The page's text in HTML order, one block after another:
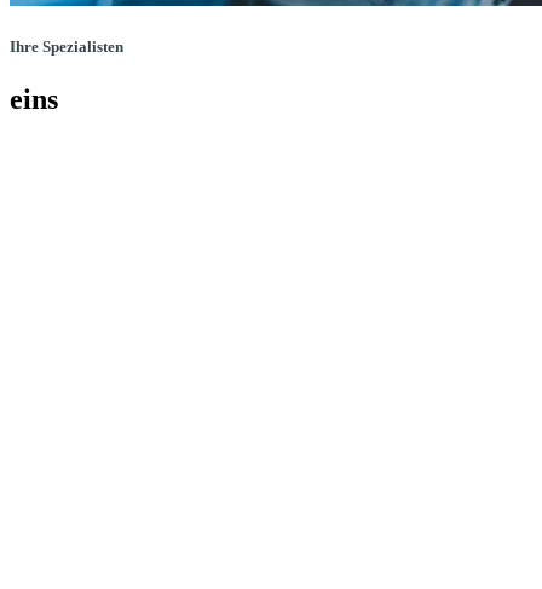
Ihre Spezialisten
eins